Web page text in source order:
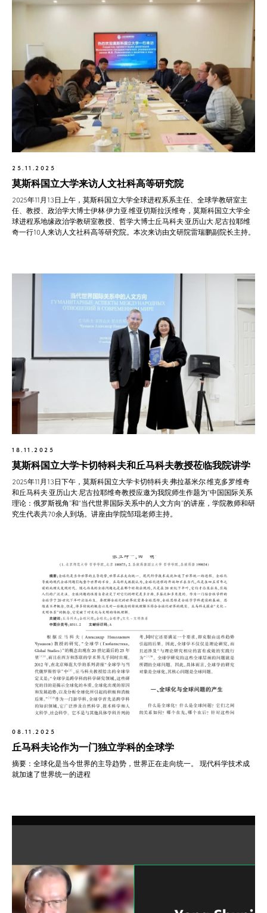
25.11.2025
莫斯科国立大学来访人文社科高等研究院
2025年11月13日上午，莫斯科国立大学全球进程系系主任、全球学教研室主
任、教授、政治学大博士伊林·伊力亚·维亚切斯拉沃维奇，莫斯科国立大学全
球进程系地缘政治学教研室教授、哲学大博士丘马科夫·亚历山大·尼古拉耶维
奇一行10人来访人文社科高等研究院。本次来访由文研院雷瑞鹏副院长主持。
18.11.2025
莫斯科国立大学卡切特科夫和丘马科夫教授莅临我院讲学
2025年11月13日下午，莫斯科国立大学卡切特科夫·弗拉基米尔·维克多罗维奇
和丘马科夫·亚历山大·尼古拉耶维奇教授应邀为我院师生作题为“中国国际关系
理论：俄罗斯视角”和“当代世界国际关系中的人文方向”的讲座，学院教师和研
究生代表共70余人到场。讲座由学院邹琨老师主持。
08.11.2025
丘马科夫论作为一门独立学科的全球学
摘要：全球化是当今世界的主导趋势，世界正在走向统一。 现代科学技术成
就加速了世界统一的进程